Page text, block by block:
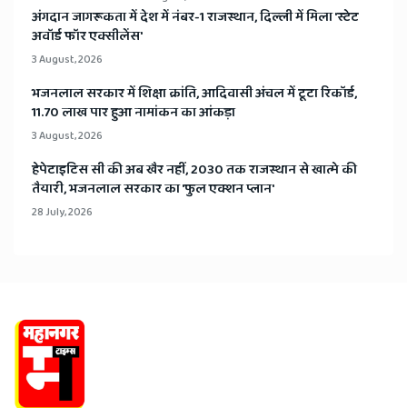
अंगदान जागरूकता में देश में नंबर-1 राजस्थान, दिल्ली में मिला 'स्टेट
अवॉर्ड फॉर एक्सीलेंस'
3 August, 2026
भजनलाल सरकार में शिक्षा क्रांति, आदिवासी अंचल में टूटा रिकॉर्ड,
11.70 लाख पार हुआ नामांकन का आंकड़ा
3 August, 2026
हेपेटाइटिस सी की अब खैर नहीं, 2030 तक राजस्थान से खात्मे की
तैयारी, भजनलाल सरकार का 'फुल एक्शन प्लान'
28 July, 2026